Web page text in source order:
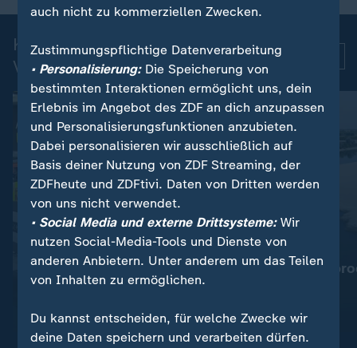
Kurznachrichten: Aktuelle
Videos
Für Reisende aus Italien:
Spanien führt
Grenzkontrollen ein
Video
Wassermangel im Po
Italien:
Video 1:53
auch nicht zu kommerziellen Zwecken.
Zustimmungspflichtige Datenverarbeitung
• Personalisierung:Die Speicherung von
bestimmten Interaktionen ermöglicht uns, dein
Erlebnis im Angebot des ZDF an dich anzupassen
und Personalisierungsfunktionen anzubieten.
Dabei personalisieren wir ausschließlich auf
Basis deiner Nutzung von ZDF Streaming, der
ZDFheute und ZDFtivi. Daten von Dritten werden
von uns nicht verwendet.
• Social Media und externe Drittsysteme:Wir
nutzen Social-Media-Tools und Dienste von
anderen Anbietern. Unter anderem um das Teilen
von Inhalten zu ermöglichen.
Du kannst entscheiden, für welche Zwecke wir
deine Daten speichern und verarbeiten dürfen.